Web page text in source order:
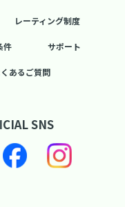
レーティング制度
件 サポート
あるご質問
SNS